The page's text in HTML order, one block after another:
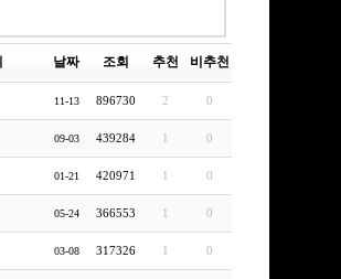
날짜 조회 추천 비추천
11-13 896730 2 0
09-03 439284 1 0
01-21 420971 1 0
05-24 366553 1 0
03-08 317326 1 0